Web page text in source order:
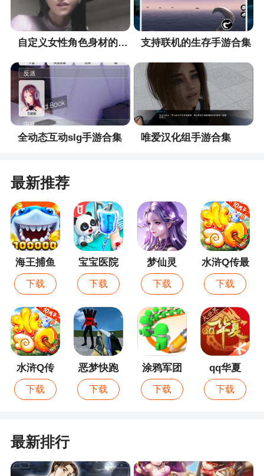
力十足的自己，更有炫酷坐骑，时尚宝座祝你达成
魅力之王。
在玩家互动行为方面，《唱舞全明星》设计了
礼物赠送和互动动作。可对舞台上的演唱者进行送
鲜花、砸鸡蛋、群体干扰等行为，乐趣大家一起来
分享~；也可以在舞蹈开始之前，找个小伙伴完成一
个打斗、恶搞或是温情拥抱的互动动作，来打发无
找回童年时光。
能结婚
在游戏中无时无刻不期待着一个心仪的TA来陪
你度过温馨浪漫的游戏时光吗？那就众里寻TA，大
胆示爱吧！不管是他还是她，和最心爱的TA一起，
都能在大家的祝福下喜结良缘。
游戏特色
1、还在担心没有伙伴与你共同斗舞么?新上线
的一起来跳舞系统，将彻底帮你摆脱这个烦恼。加
入属于自己的天团，和团队内的小伙伴组队舞蹈，
斗舞PK，一展自己舞王舞后的魅力与风范
的服装，都是通过炼衣工坊服装进阶得到的哟!是时
候给你的衣服升个级，让它成为更高级的服装吧!会
更加酷炫、华丽哟
自定义女性角色身材的手游合集 支持联机的生存手游合集
全动态互动slg手游合集 唯爱汉化组手游合集
最新推荐
海王捕鱼
下载
宝宝医院
下载
梦仙灵
下载
水浒Q传最
新版
下载
水浒Q传
下载
恶梦快跑
下载
涂鸦军团
下载
qq华夏
下载
最新排行